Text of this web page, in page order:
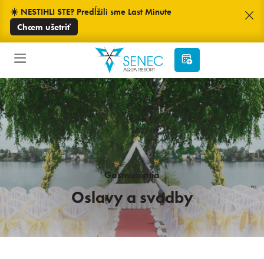
☀️ NESTIHLI STE? Predĺžili sme Last Minute
Chcem ušetriť
Gastronómia
Oslavy a svadby